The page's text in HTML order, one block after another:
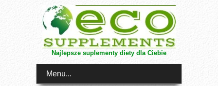
Najlepsze suplementy diety dla Ciebie
Menu...